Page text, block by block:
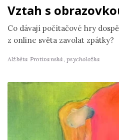
Vztah s
Co dávají počítačové hry
z online světa zavolat zpátky?
Alžběta Protivanská,psycholožka